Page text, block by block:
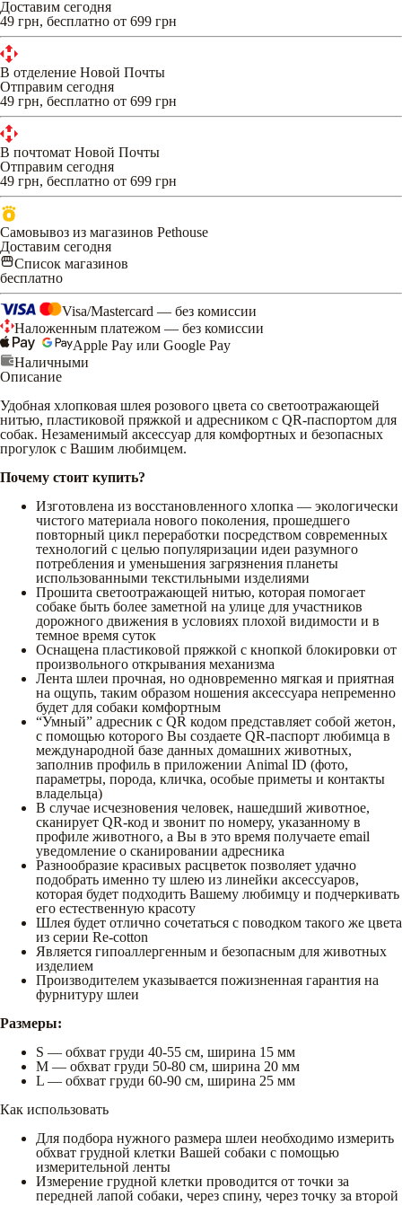
Доставим сегодня
49 грн, бесплатно от 699 грн
В отделение Новой Почты
Отправим сегодня
49 грн, бесплатно от 699 грн
В почтомат Новой Почты
Отправим сегодня
49 грн, бесплатно от 699 грн
Самовывоз из магазинов Pethouse
Доставим сегодня
Список магазинов
бесплатно
Visa/Mastercard — без комиссии
Наложенным платежом — без комиссии
Apple Pay или Google Pay
Наличными
Описание
Удобная хлопковая шлея розового цвета со светоотражающей
нитью, пластиковой пряжкой и адресником с QR-паспортом для
собак. Незаменимый аксессуар для комфортных и безопасных
прогулок с Вашим любимцем.
Почему стоит купить?
Изготовлена из восстановленного хлопка — экологически
чистого материала нового поколения, прошедшего
повторный цикл переработки посредством современных
технологий с целью популяризации идеи разумного
потребления и уменьшения загрязнения планеты
использованными текстильными изделиями
Прошита светоотражающей нитью, которая помогает
собаке быть более заметной на улице для участников
дорожного движения в условиях плохой видимости и в
темное время суток
Оснащена пластиковой пряжкой с кнопкой блокировки от
произвольного открывания механизма
Лента шлеи прочная, но одновременно мягкая и приятная
на ощупь, таким образом ношения аксессуара непременно
будет для собаки комфортным
“Умный” адресник с QR кодом представляет собой жетон,
с помощью которого Вы создаете QR-паспорт любимца в
международной базе данных домашних животных,
заполнив профиль в приложении Animal ID (фото,
параметры, порода, кличка, особые приметы и контакты
владельца)
В случае исчезновения человек, нашедший животное,
сканирует QR-код и звонит по номеру, указанному в
профиле животного, а Вы в это время получаете email
уведомление о сканировании адресника
Разнообразие красивых расцветок позволяет удачно
подобрать именно ту шлею из линейки аксессуаров,
которая будет подходить Вашему любимцу и подчеркивать
его естественную красоту
Шлея будет отлично сочетаться с поводком такого же цвета
из серии Re-cotton
Является гипоаллергенным и безопасным для животных
изделием
Производителем указывается пожизненная гарантия на
фурнитуру шлеи
Размеры:
S — обхват груди 40-55 см, ширина 15 мм
М — обхват груди 50-80 см, ширина 20 мм
L — обхват груди 60-90 см, ширина 25 мм
Как использовать
Для подбора нужного размера шлеи необходимо измерить
обхват грудной клетки Вашей собаки с помощью
измерительной ленты
Измерение грудной клетки проводится от точки за
передней лапой собаки, через спину, через точку за второй